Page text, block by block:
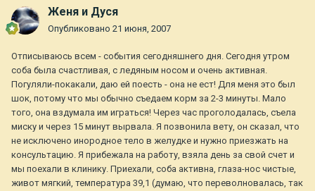
Женя и Дуся
Опубликовано 21 июня, 2007
Отписываюсь всем - события сегодняшнего дня. Сегодня утром
соба была счастливая, с ледяным носом и очень активная.
Погуляли-покакали, даю ей поесть - она не ест! Для меня это был
шок, потому что мы обычно съедаем корм за 2-3 минуты. Мало
того, она вздумала им играться! Через час проголодалась, съела
миску и через 15 минут вырвала. Я позвонила вету, он сказал, что
не исключено инородное тело в желудке и нужно приезжать на
консультацию. Я прибежала на работу, взяла день за свой счет и
мы поехали в клинику. Приехали, соба активна, глаза-нос чистые,
живот мягкий, температура 39,1 (думаю, что переволновалась, так